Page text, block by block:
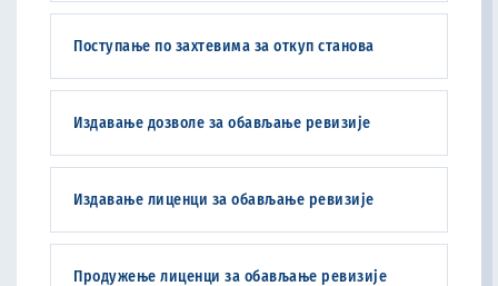
Поступање по захтевима за откуп станова
Издавање дозволе за обављање ревизије
Издавање лиценци за обављање ревизије
Продужење лиценци за обављање ревизије